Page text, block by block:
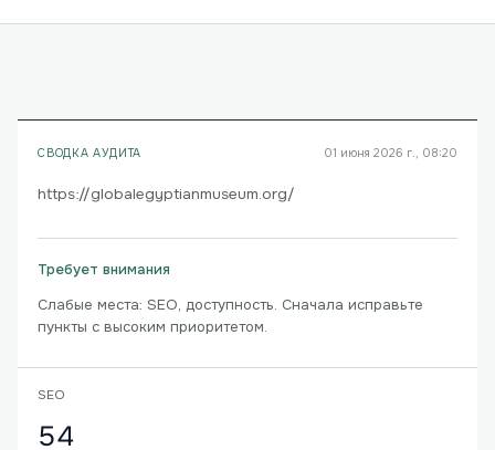
СВОДКА АУДИТА 01 июня 2026 г., 08:20
https://globalegyptianmuseum.org/
Требует внимания
Слабые места: SEO, доступность. Сначала исправьте
пункты с высоким приоритетом.
SEO
54